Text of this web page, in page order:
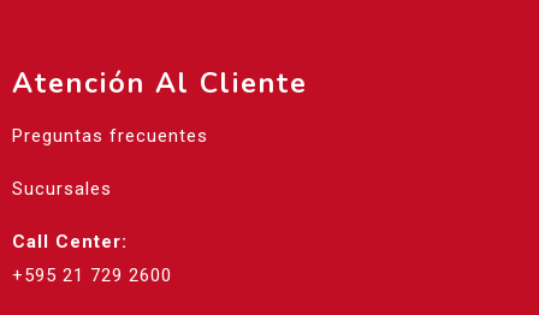
Atención Al Cliente
Preguntas frecuentes
Sucursales
Call Center:
+595 21 729 2600